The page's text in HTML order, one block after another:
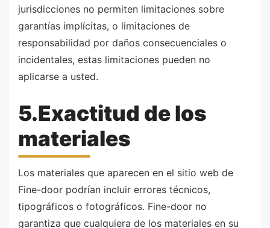
jurisdicciones no permiten limitaciones sobre
garantías implícitas, o limitaciones de
responsabilidad por daños consecuenciales o
incidentales, estas limitaciones pueden no
aplicarse a usted.
5.Exactitud de los
materiales
Los materiales que aparecen en el sitio web de
Fine-door podrían incluir errores técnicos,
tipográficos o fotográficos. Fine-door no
garantiza que cualquiera de los materiales en su